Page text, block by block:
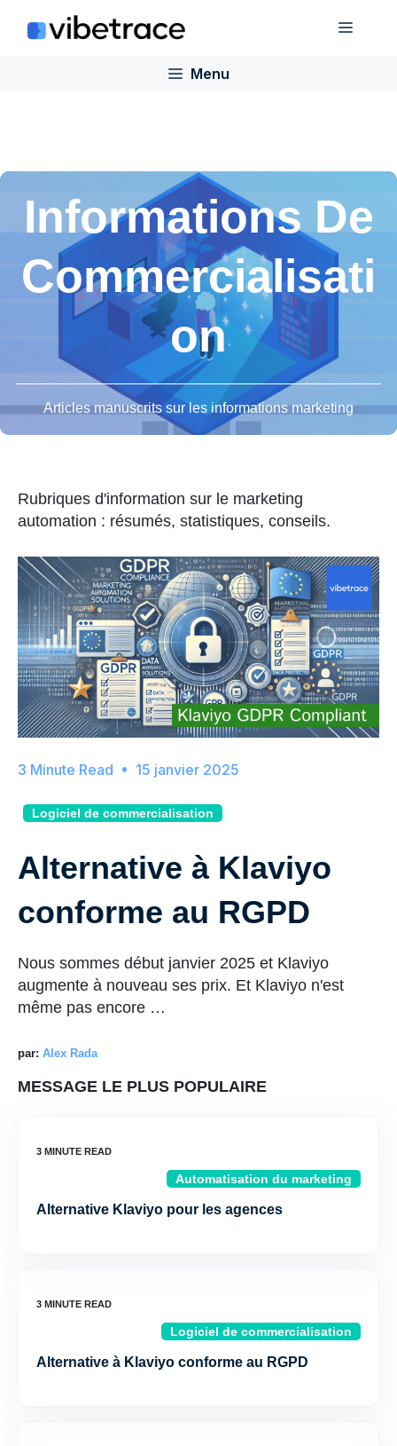
Menu
Menu
Informations De
Commercialisati
On
Articles manuscrits sur les informations marketing
Rubriques d'information sur le marketing
automation : résumés, statistiques, conseils.
15 janvier 2025
Logiciel de commercialisation
Alternative à Klaviyo
conforme au RGPD
Nous sommes début janvier 2025 et Klaviyo
augmente à nouveau ses prix. Et Klaviyo n'est
même pas encore …
par: Alex Rada
MESSAGE LE PLUS POPULAIRE
Automatisation du marketing
Alternative Klaviyo pour les agences
Logiciel de commercialisation
Alternative à Klaviyo conforme au RGPD